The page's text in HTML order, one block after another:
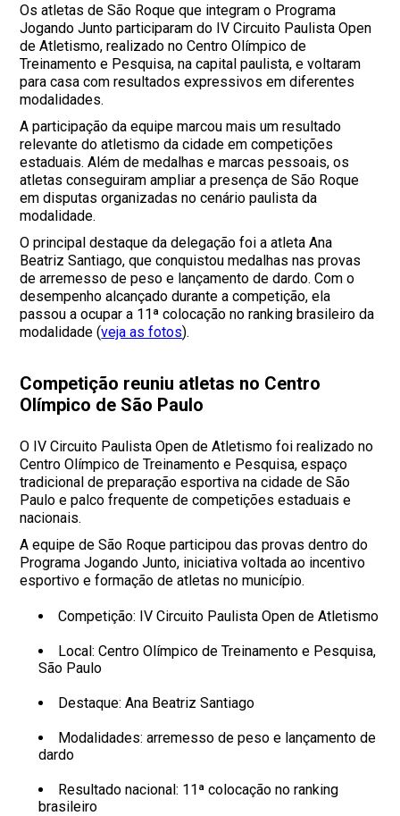
Os atletas de São Roque que integram o Programa
Jogando Junto participaram do IV Circuito Paulista Open
de Atletismo, realizado no Centro Olímpico de
Treinamento e Pesquisa, na capital paulista, e voltaram
para casa com resultados expressivos em diferentes
modalidades.
A participação da equipe marcou mais um resultado
relevante do atletismo da cidade em competições
estaduais. Além de medalhas e marcas pessoais, os
atletas conseguiram ampliar a presença de São Roque
em disputas organizadas no cenário paulista da
modalidade.
O principal destaque da delegação foi a atleta Ana
Beatriz Santiago, que conquistou medalhas nas provas
de arremesso de peso e lançamento de dardo. Com o
desempenho alcançado durante a competição, ela
passou a ocupar a 11ª colocação no ranking brasileiro da
modalidade (veja as fotos).
Competição reuniu atletas no Centro
Olímpico de São Paulo
O IV Circuito Paulista Open de Atletismo foi realizado no
Centro Olímpico de Treinamento e Pesquisa, espaço
tradicional de preparação esportiva na cidade de São
Paulo e palco frequente de competições estaduais e
nacionais.
A equipe de São Roque participou das provas dentro do
Programa Jogando Junto, iniciativa voltada ao incentivo
esportivo e formação de atletas no município.
Competição: IV Circuito Paulista Open de Atletismo
Local: Centro Olímpico de Treinamento e Pesquisa,
São Paulo
Destaque: Ana Beatriz Santiago
Modalidades: arremesso de peso e lançamento de
dardo
Resultado nacional: 11ª colocação no ranking
brasileiro